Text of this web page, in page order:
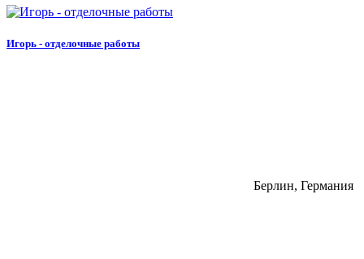
Игорь - отделочные работы
Берлин, Германия